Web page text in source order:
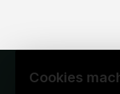
Cookies